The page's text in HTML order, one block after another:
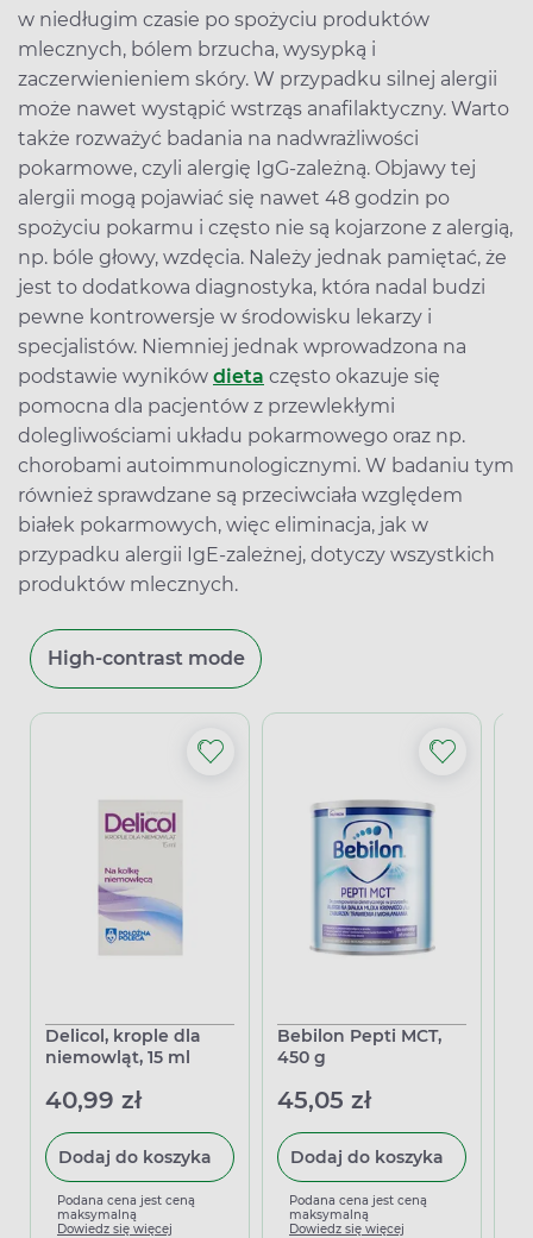
w niedługim czasie po spożyciu produktów
mlecznych, bólem brzucha, wysypką i
zaczerwienieniem skóry. W przypadku silnej alergii
może nawet wystąpić wstrząs anafilaktyczny. Warto
także rozważyć badania na nadwrażliwości
pokarmowe, czyli alergię IgG-zależną. Objawy tej
alergii mogą pojawiać się nawet 48 godzin po
spożyciu pokarmu i często nie są kojarzone z alergią,
np. bóle głowy, wzdęcia. Należy jednak pamiętać, że
jest to dodatkowa diagnostyka, która nadal budzi
pewne kontrowersje w środowisku lekarzy i
specjalistów. Niemniej jednak wprowadzona na
podstawie wyników dieta często okazuje się
pomocna dla pacjentów z przewlekłymi
dolegliwościami układu pokarmowego oraz np.
chorobami autoimmunologicznymi. W badaniu tym
również sprawdzane są przeciwciała względem
białek pokarmowych, więc eliminacja, jak w
przypadku alergii IgE-zależnej, dotyczy wszystkich
produktów mlecznych.
High-contrast mode
Delicol, krople dla
niemowląt, 15 ml
40,99 zł
Dodaj do koszyka
Podana cena jest ceną
maksymalną
Dowiedz się więcej
Bebilon Pepti MCT,
450 g
45,05 zł
Dodaj do koszyka
Podana cena jest ceną
maksymalną
Dowiedz się więcej